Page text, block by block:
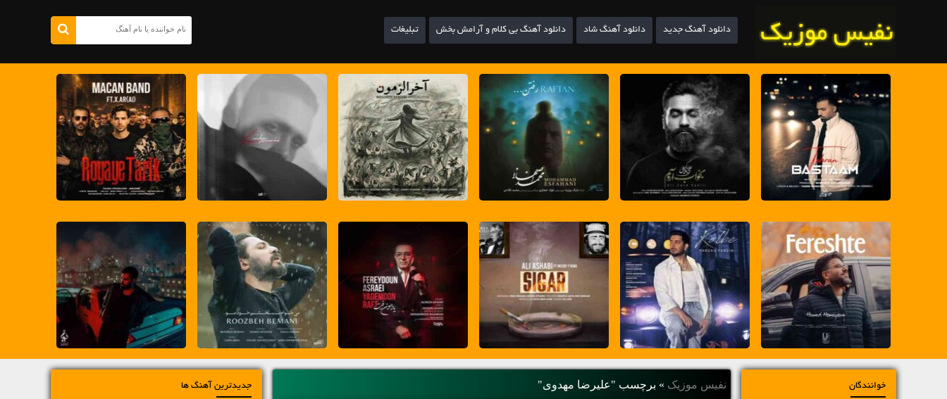
دانلود آهنگ جدید دانلود آهنگ شاد دانلود آهنگ بی کلام و آرامش بخش تبلیغات
خوانندگان نفیس موزیک » برچسب "علیرضا مهدوی" جدیدترین آهنگ ها